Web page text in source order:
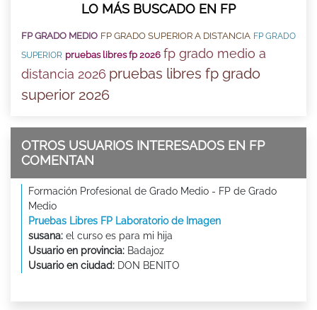
LO MÁS BUSCADO EN FP
FP GRADO MEDIO FP GRADO SUPERIOR A DISTANCIA FP GRADO
SUPERIOR pruebas libres fp 2026 fp grado medio a
distancia 2026 pruebas libres fp grado
superior 2026
OTROS USUARIOS INTERESADOS EN FP
COMENTAN
Formación Profesional de Grado Medio - FP de Grado
Medio
Pruebas Libres FP Laboratorio de Imagen
susana: el curso es para mi hija
Usuario en provincia: Badajoz
Usuario en ciudad: DON BENITO